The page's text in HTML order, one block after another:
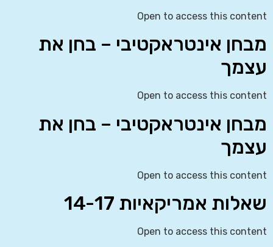
Open to access this content
מבחן אינטראקטיבי – בחן את
עצמך
Open to access this content
מבחן אינטראקטיבי – בחן את
עצמך
Open to access this content
שאלות אמריקאיות 14-17
Open to access this content